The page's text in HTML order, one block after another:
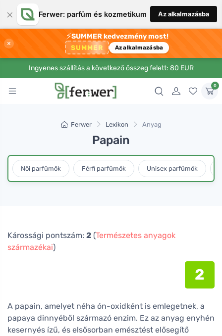
× Ferwer: parfüm és kozmetikum Az alkalmazásba
×
⚡SUMMER kedvezmény most!
SUMMER Az alkalmazásba
Ingyenes szállítás a következő összeg felett: 80 EUR
0
Ferwer Lexikon Anyag
Papain
Női parfümök Férfi parfümök Unisex parfümök
Károssági pontszám: 2 (Természetes anyagok
származékai)
2
A papain, amelyet néha ón-oxidként is emlegetnek, a
papaya dinnyéből származó enzim. Ez az anyag enyhén
kesernyés ízű, és elsősorban emésztést elősegítő